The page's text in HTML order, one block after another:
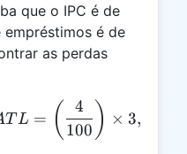
que o IPC é de
é de
as perdas
PCL =
T L = ( 100
4 ) × 3,